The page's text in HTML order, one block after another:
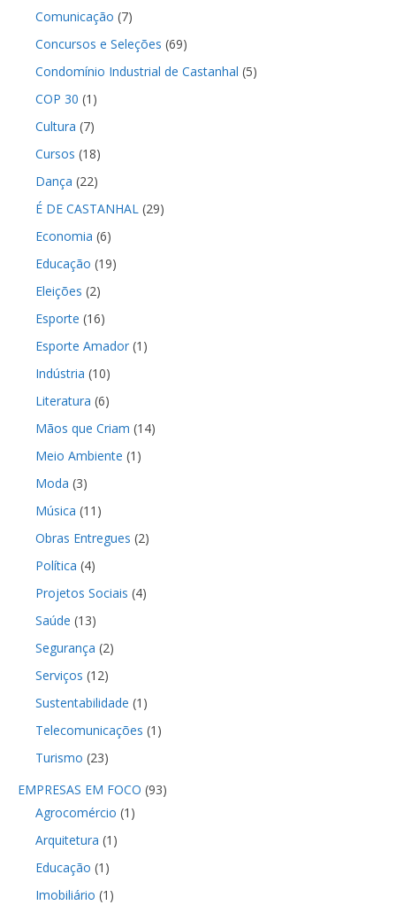
Comunicação (7)
Concursos e Seleções (69)
Condomínio Industrial de Castanhal (5)
COP 30 (1)
Cultura (7)
Cursos (18)
Dança (22)
É DE CASTANHAL(29)
Economia (6)
Educação (19)
Eleições (2)
Esporte (16)
Esporte Amador(1)
Indústria (10)
Literatura (6)
Mãos que Criam (14)
Meio Ambiente (1)
Moda (3)
Música (11)
Obras Entregues (2)
Política (4)
Projetos Sociais (4)
Saúde (13)
Segurança (2)
Serviços (12)
Sustentabilidade (1)
Telecomunicações (1)
Turismo (23)
EMPRESAS EM FOCO (93)
Agrocomércio (1)
Arquitetura (1)
Educação (1)
Imobiliário (1)